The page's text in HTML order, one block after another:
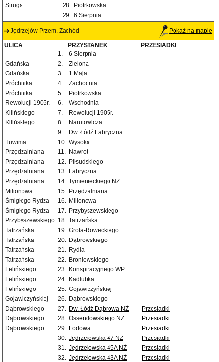
Struga
28. Piotrkowska
29. 6 Sierpnia
Jędrzejów Przem. Zachód Pokaż na mapie
ULICA PRZYSTANEK
PRZESIADKI
1.
6 Sierpnia
Gdańska
2.
Zielona
Gdańska
3.
1 Maja
Próchnika
4.
Zachodnia
Próchnika
5.
Piotrkowska
Rewolucji 1905r.
6.
Wschodnia
Kilińskiego
7.
Rewolucji 1905r.
Kilińskiego
8.
Narutowicza
9.
Dw. Łódź Fabryczna
Tuwima
10. Wysoka
Przędzalniana
11.
Nawrot
Przędzalniana
12. Piłsudskiego
Przędzalniana
13. Fabryczna
Przędzalniana
14. Tymienieckiego NŻ
Milionowa
15. Przędzalniana
Śmigłego Rydza
16. Milionowa
Śmigłego Rydza
17. Przybyszewskiego
Przybyszewskiego 18. Tatrzańska
Tatrzańska
19. Grota-Roweckiego
Tatrzańska
20. Dąbrowskiego
Tatrzańska
21. Rydla
Tatrzańska
22. Broniewskiego
Felińskiego
23. Konspiracyjnego WP
Felińskiego
24. Kadłubka
Felińskiego
25. Gojawiczyńskiej
Gojawiczyńskiej
26. Dąbrowskiego
Dąbrowskiego
27. Dw. Łódź Dąbrowa NŻ
Przesiadki
Dąbrowskiego
28. Ossendowskiego NŻ
Przesiadki
Dąbrowskiego
29. Lodowa
Przesiadki
30. Jędrzejowska 47 NŻ
Przesiadki
31. Jędrzejowska 45A NŻ
Przesiadki
32. Jędrzejowska 43A NŻ Przesiadki